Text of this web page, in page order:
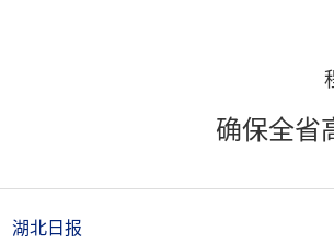
确保全省
湖北日报